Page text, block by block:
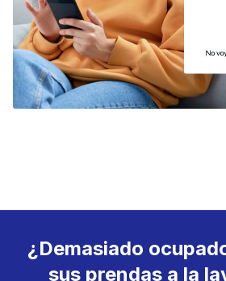
¿Demasiado
sus prendas a la